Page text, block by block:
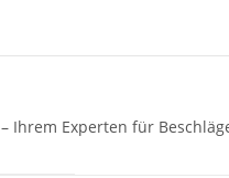
– Ihrem Experten für